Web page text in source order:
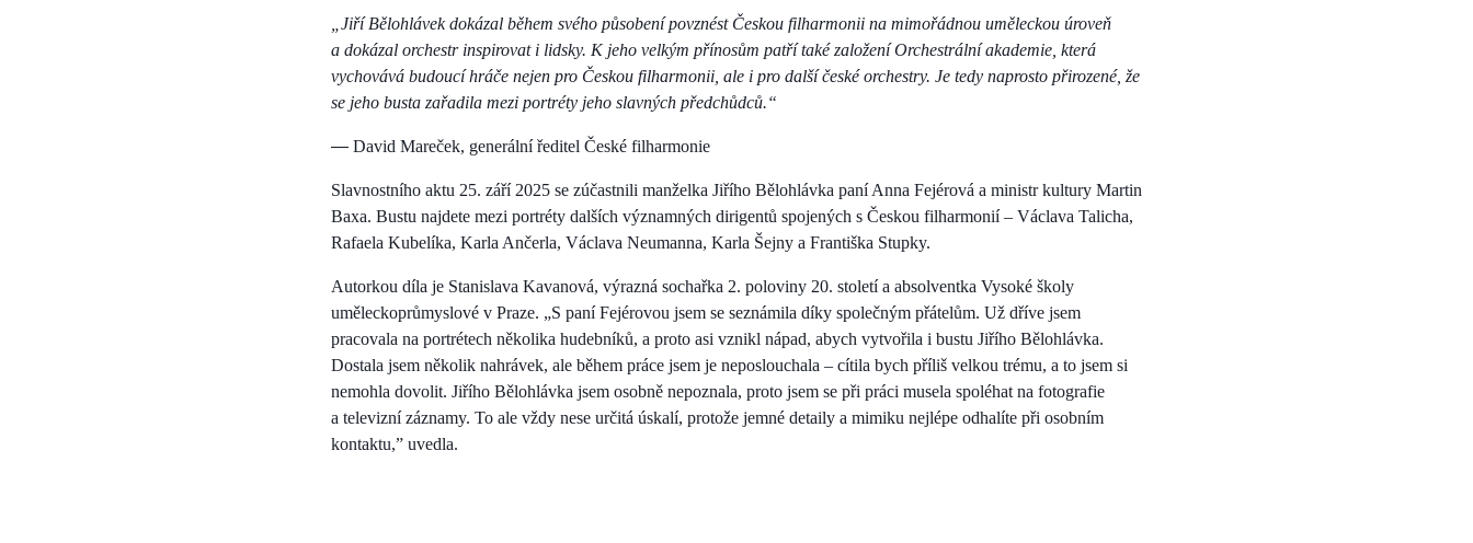
„Jiří Bělohlávek dokázal během svého působení povznést Českou filharmonii na mimořádnou uměleckou úroveň
a dokázal orchestr inspirovat i lidsky. K jeho velkým přínosům patří také založení Orchestrální akademie, která
vychovává budoucí hráče nejen pro Českou filharmonii, ale i pro další české orchestry. Je tedy naprosto přirozené, že
se jeho busta zařadila mezi portréty jeho slavných předchůdců.“
— David Mareček, generální ředitel České filharmonie
Slavnostního aktu 25. září 2025 se zúčastnili manželka Jiřího Bělohlávka paní Anna Fejérová a ministr kultury Martin
Baxa. Bustu najdete mezi portréty dalších významných dirigentů spojených s Českou filharmonií – Václava Talicha,
Rafaela Kubelíka, Karla Ančerla, Václava Neumanna, Karla Šejny a Františka Stupky.
Autorkou díla je Stanislava Kavanová, výrazná sochařka 2. poloviny 20. století a absolventka Vysoké školy
uměleckoprůmyslové v Praze. „S paní Fejérovou jsem se seznámila díky společným přátelům. Už dříve jsem
pracovala na portrétech několika hudebníků, a proto asi vznikl nápad, abych vytvořila i bustu Jiřího Bělohlávka.
Dostala jsem několik nahrávek, ale během práce jsem je neposlouchala – cítila bych příliš velkou trému, a to jsem si
nemohla dovolit. Jiřího Bělohlávka jsem osobně nepoznala, proto jsem se při práci musela spoléhat na fotografie
a televizní záznamy. To ale vždy nese určitá úskalí, protože jemné detaily a mimiku nejlépe odhalíte při osobním
kontaktu,” uvedla.